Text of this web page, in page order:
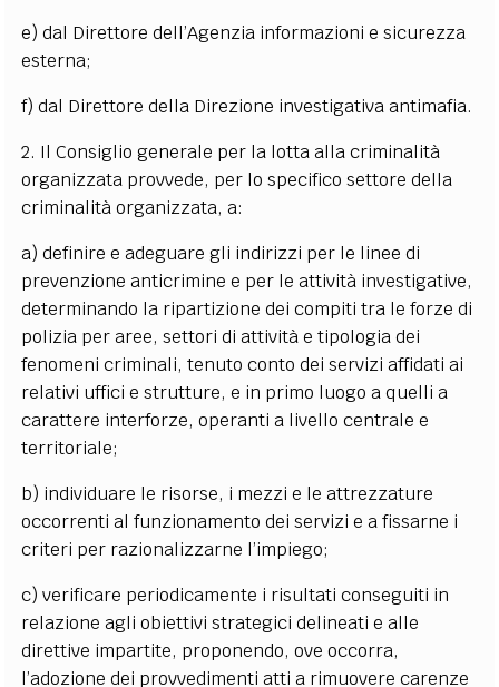
e) dal Direttore dell’Agenzia informazioni e sicurezza
esterna;
f) dal Direttore della Direzione investigativa antimafia.
2. Il Consiglio generale per la lotta alla criminalità
organizzata provvede, per lo specifico settore della
criminalità organizzata, a:
a) definire e adeguare gli indirizzi per le linee di
prevenzione anticrimine e per le attività investigative,
determinando la ripartizione dei compiti tra le forze di
polizia per aree, settori di attività e tipologia dei
fenomeni criminali, tenuto conto dei servizi affidati ai
relativi uffici e strutture, e in primo luogo a quelli a
carattere interforze, operanti a livello centrale e
territoriale;
b) individuare le risorse, i mezzi e le attrezzature
occorrenti al funzionamento dei servizi e a fissarne i
criteri per razionalizzarne l’impiego;
c) verificare periodicamente i risultati conseguiti in
relazione agli obiettivi strategici delineati e alle
direttive impartite, proponendo, ove occorra,
l’adozione dei provvedimenti atti a rimuovere carenze